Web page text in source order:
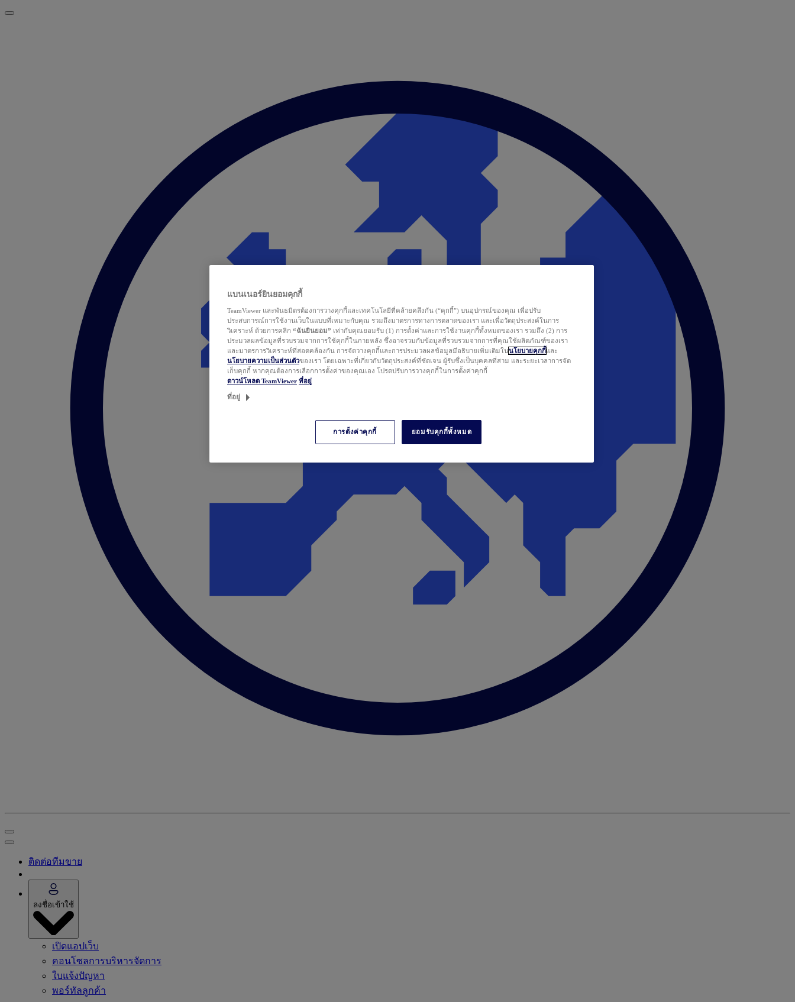
ติดต่อทีมขาย
ลงชื่อเข้าใช้
เปิดแอปเว็บ
คอนโซลการบริหารจัดการ
ใบแจ้งปัญหา
พอร์ทัลลูกค้า
แบนเนอร์ยินยอมคุกกี้
TeamViewer และพันธมิตรต้องการวางคุกกี้และเทคโนโลยีที่คล้ายคลึงกัน (“คุกกี้”) บนอุปกรณ์ของคุณ เพื่อปรับ
ประสบการณ์การใช้งานเว็บในแบบที่เหมาะกับคุณ รวมถึงมาตรการทางการตลาดของเรา และเพื่อวัตถุประสงค์ในการ
วิเคราะห์ ด้วยการคลิก “ฉันยินยอม” เท่ากับคุณยอมรับ (1) การตั้งค่าและการใช้งานคุกกี้ทั้งหมดของเรา รวมถึง (2) การ
ประมวลผลข้อมูลที่รวบรวมจากการใช้คุกกี้ในภายหลัง ซึ่งอาจรวมกับข้อมูลที่รวบรวมจากการที่คุณใช้ผลิตภัณฑ์ของเรา
และมาตรการวิเคราะห์ที่สอดคล้องกัน การจัดวางคุกกี้และการประมวลผลข้อมูลมีอธิบายเพิ่มเติมในนโยบายคุกกี้และ
นโยบายความเป็นส่วนตัวของเรา โดยเฉพาะที่เกี่ยวกับวัตถุประสงค์ที่ชัดเจน ผู้รับซึ่งเป็นบุคคลที่สาม และระยะเวลาการจัด
เก็บคุกกี้ หากคุณต้องการเลือกการตั้งค่าของคุณเอง โปรดปรับการวางคุกกี้ในการตั้งค่าคุกกี้
ดาวน์โหลด TeamViewer ที่อยู่
ที่อยู่
การตั้งค่าคุกกี้ ยอมรับคุกกี้ทั้งหมด